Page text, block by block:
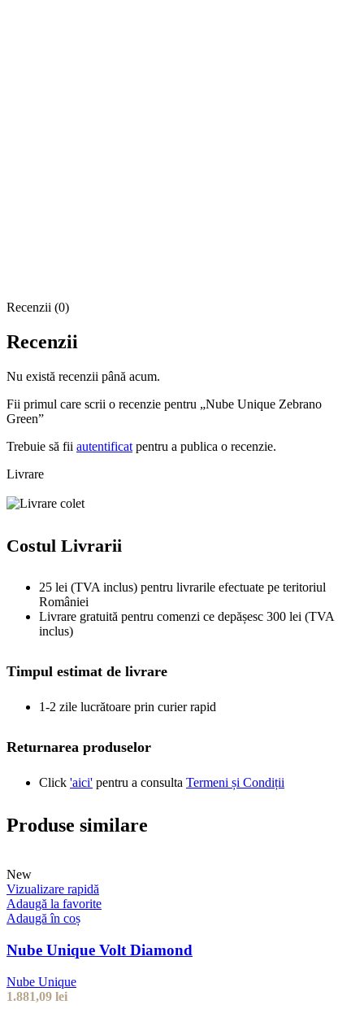
Recenzii (0)
Recenzii
Nu există recenzii până acum.
Fii primul care scrii o recenzie pentru „Nube Unique Zebrano
Green”
Trebuie să fii autentificat pentru a publica o recenzie.
Livrare
Costul Livrarii
25 lei (TVA inclus) pentru livrarile efectuate pe teritoriul
României
Livrare gratuită pentru comenzi ce depășesc 300 lei (TVA
inclus)
Timpul estimat de livrare
1-2 zile lucrătoare prin curier rapid
Returnarea produselor
Click 'aici' pentru a consulta Termeni și Condiții
Produse similare
New
Vizualizare rapidă
Adaugă la favorite
Adaugă în coș
Nube Unique Volt Diamond
Nube Unique
1.881,09 lei